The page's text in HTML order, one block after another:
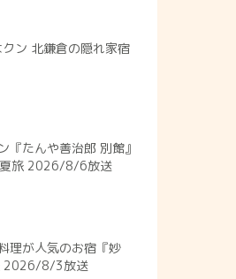
ン 北鎌倉の隠れ家宿
『たんや善治郎 別館』
夏旅 2026/8/6放送
理が人気のお宿『妙
2026/8/3放送